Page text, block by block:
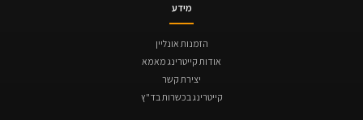
מידע
הזמנות אונליין
אודות קייטרינג מאמא
יצירת קשר
קייטרינג בכשרות בד"ץ